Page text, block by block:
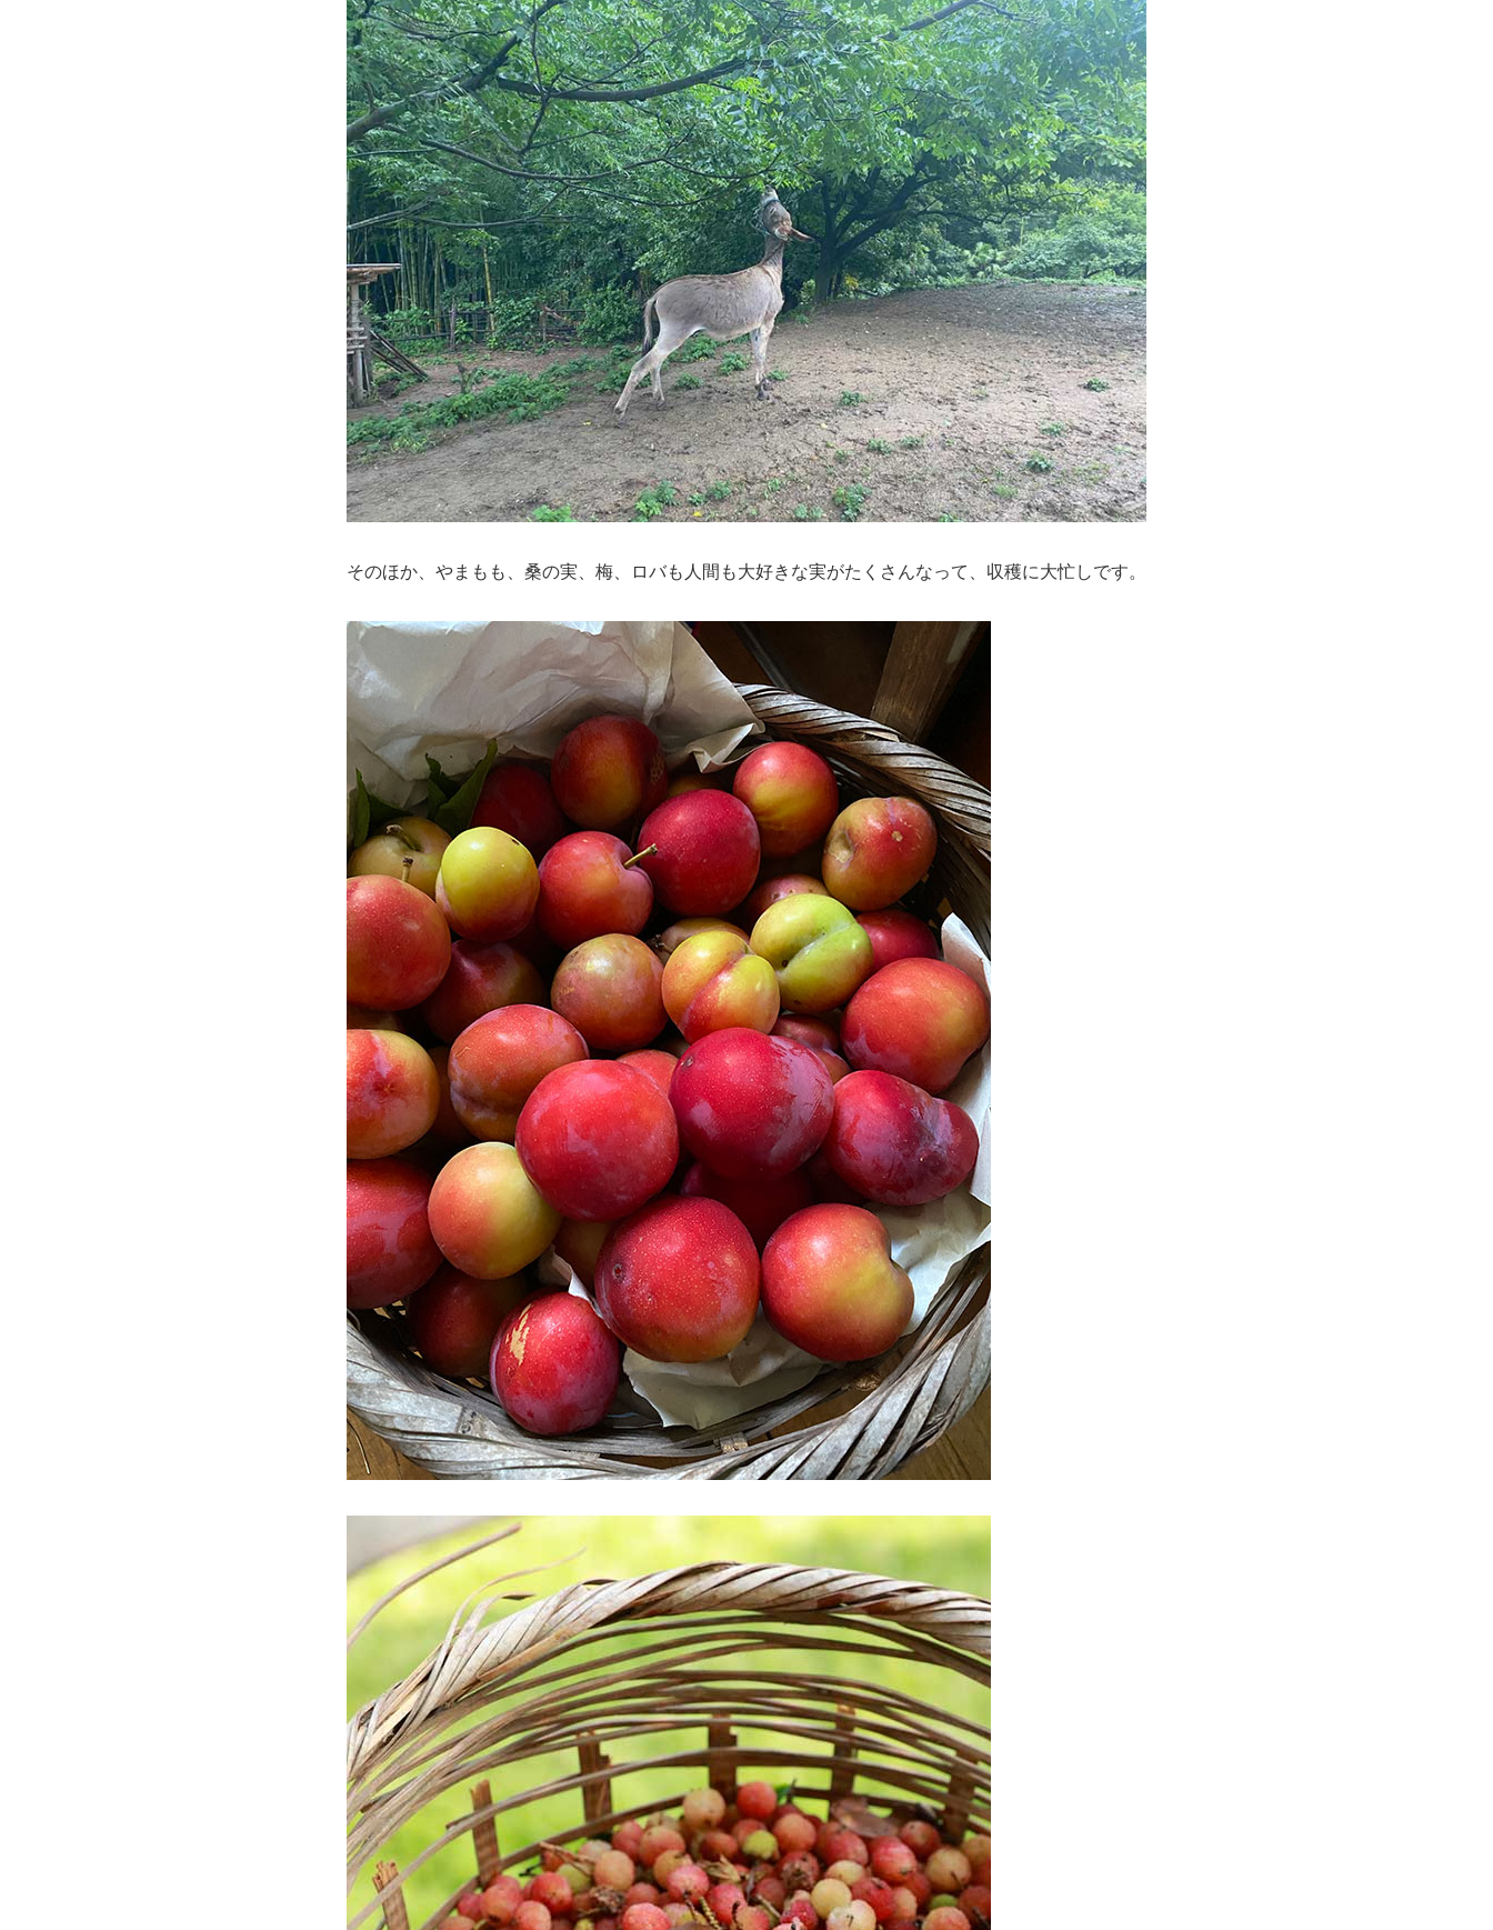
そのほか、やまもも、桑の実、梅、ロバも人間も大好きな実がたくさんなって、収穫に大忙しです。